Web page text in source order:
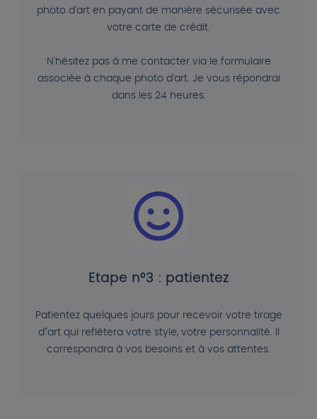
photo d'art en payant de manière sécurisée avec
votre carte de crédit.
N'hésitez pas à me contacter via le formulaire
associée à chaque photo d'art. Je vous répondrai
dans les 24 heures.
Etape n°3 : patientez
Patientez quelques jours pour recevoir votre tirage
d"art qui reflétera votre style, votre personnalité. Il
correspondra à vos besoins et à vos attentes.